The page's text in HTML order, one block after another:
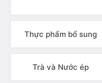
Thực phẩm bổ sung
Trà và Nước ép